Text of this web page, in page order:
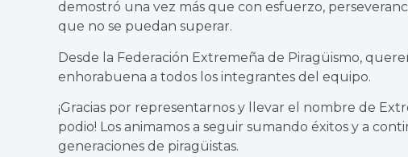
demostró una vez más que con esfuerzo,
que no se puedan superar.
Desde la Federación Extremeña de Piragüismo,
enhorabuena a todos los integrantes del equipo.
¡Gracias por representarnos y llevar el nombre de
podio! Los animamos a seguir sumando éxitos y a
generaciones de piragüistas.